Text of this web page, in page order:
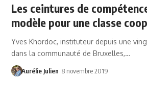
Les ceintures de
modèle pour une classe
Yves Khordoc, instituteur depuis une
dans la communauté de Bruxelles,…
Aurélie Julien 8 novembre 2019